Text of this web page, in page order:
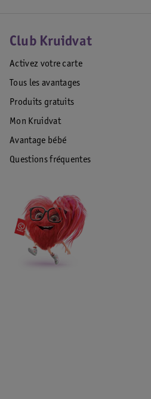
Club Kruidvat
Activez votre carte
Tous les avantages
Produits gratuits
Mon Kruidvat
Avantage bébé
Questions fréquentes